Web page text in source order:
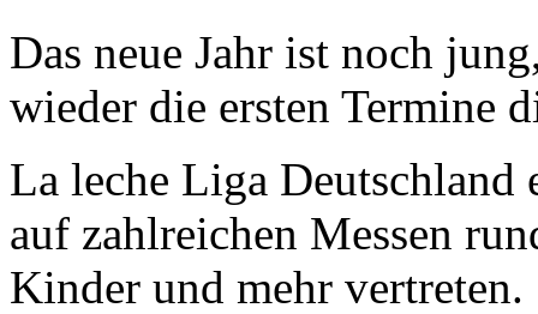
Das neue Jahr ist noch
wieder die ersten Termine
La leche Liga Deutschland
auf zahlreichen Messen
Kinder und mehr vertreten.